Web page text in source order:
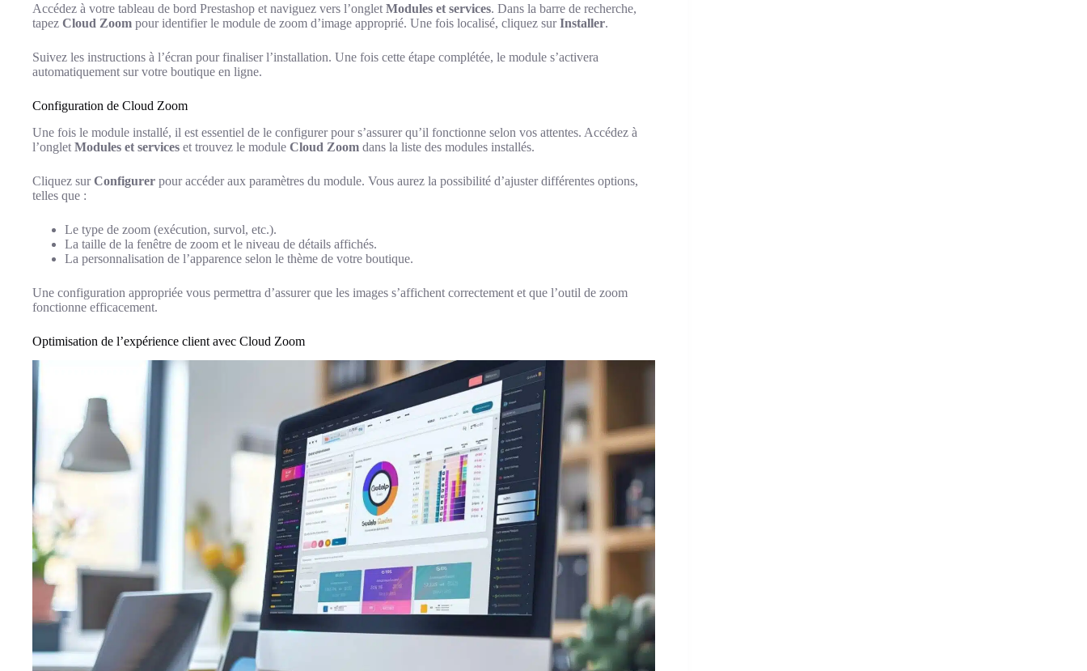
Accédez à votre tableau de bord Prestashop et naviguez vers l’onglet Modules et services. Dans la barre de recherche,
tapez Cloud Zoom pour identifier le module de zoom d’image approprié. Une fois localisé, cliquez surInstaller.
Suivez les instructions à l’écran pour finaliser l’installation. Une fois cette étape complétée, le module s’activera
automatiquement sur votre boutique en ligne.
Configuration de Cloud Zoom
Une fois le module installé, il est essentiel de le configurer pour s’assurer qu’il fonctionne selon vos attentes. Accédez à
l’onglet Modules et services et trouvez le module Cloud Zoom dans la liste des modules installés.
Cliquez surConfigurer pour accéder aux paramètres du module. Vous aurez la possibilité d’ajuster différentes options,
telles que :
Le type de zoom (exécution, survol, etc.).
La taille de la fenêtre de zoom et le niveau de détails affichés.
La personnalisation de l’apparence selon le thème de votre boutique.
Une configuration appropriée vous permettra d’assurer que les images s’affichent correctement et que l’outil de zoom
fonctionne efficacement.
Optimisation de l’expérience client avec Cloud Zoom